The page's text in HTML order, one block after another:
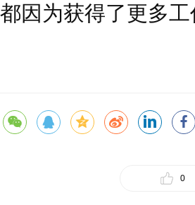
都因为获得了更多
0